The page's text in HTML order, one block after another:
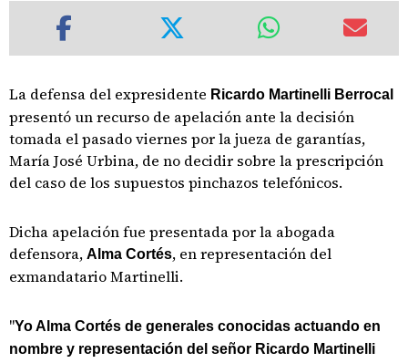
La defensa del expresidente Ricardo Martinelli Berrocal
presentó un recurso de apelación ante la decisión
tomada el pasado viernes por la jueza de garantías,
María José Urbina, de no decidir sobre la prescripción
del caso de los supuestos pinchazos telefónicos.
Dicha apelación fue presentada por la abogada
defensora, Alma Cortés, en representación del
exmandatario Martinelli.
"Yo Alma Cortés de generales conocidas actuando en
nombre y representación del señor Ricardo Martinelli